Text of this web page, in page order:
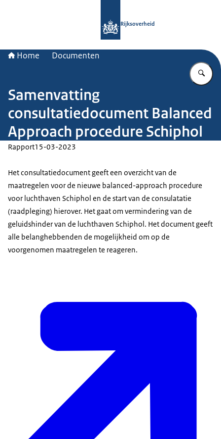
Rijksoverheid
Home Documenten
Samenvatting
consultatiedocument Balanced
Approach procedure Schiphol
Rapport15-03-2023
Het consultatiedocument geeft een overzicht van de
maatregelen voor de nieuwe balanced-approach procedure
voor luchthaven Schiphol en de start van de consulatatie
(raadpleging) hierover. Het gaat om vermindering van de
geluidshinder van de luchthaven Schiphol. Het document geeft
alle belanghebbenden de mogelijkheid om op de
voorgenomen maatregelen te reageren.